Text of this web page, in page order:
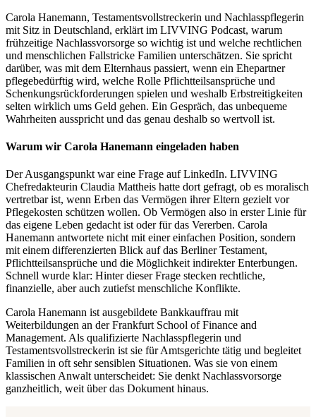
Carola Hanemann, Testamentsvollstreckerin und Nachlasspflegerin
mit Sitz in Deutschland, erklärt im LIVVING Podcast, warum
frühzeitige Nachlassvorsorge so wichtig ist und welche rechtlichen
und menschlichen Fallstricke Familien unterschätzen. Sie spricht
darüber, was mit dem Elternhaus passiert, wenn ein Ehepartner
pflegebedürftig wird, welche Rolle Pflichtteilsansprüche und
Schenkungsrückforderungen spielen und weshalb Erbstreitigkeiten
selten wirklich ums Geld gehen. Ein Gespräch, das unbequeme
Wahrheiten ausspricht und das genau deshalb so wertvoll ist.
Warum wir Carola Hanemann eingeladen haben
Der Ausgangspunkt war eine Frage auf LinkedIn. LIVVING
Chefredakteurin Claudia Mattheis hatte dort gefragt, ob es moralisch
vertretbar ist, wenn Erben das Vermögen ihrer Eltern gezielt vor
Pflegekosten schützen wollen. Ob Vermögen also in erster Linie für
das eigene Leben gedacht ist oder für das Vererben. Carola
Hanemann antwortete nicht mit einer einfachen Position, sondern
mit einem differenzierten Blick auf das Berliner Testament,
Pflichtteilsansprüche und die Möglichkeit indirekter Enterbungen.
Schnell wurde klar: Hinter dieser Frage stecken rechtliche,
finanzielle, aber auch zutiefst menschliche Konflikte.
Carola Hanemann ist ausgebildete Bankkauffrau mit
Weiterbildungen an der Frankfurt School of Finance and
Management. Als qualifizierte Nachlasspflegerin und
Testamentsvollstreckerin ist sie für Amtsgerichte tätig und begleitet
Familien in oft sehr sensiblen Situationen. Was sie von einem
klassischen Anwalt unterscheidet: Sie denkt Nachlassvorsorge
ganzheitlich, weit über das Dokument hinaus.